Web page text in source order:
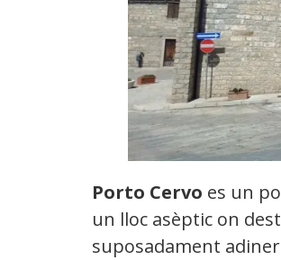
Porto Cervo es un
un lloc asèptic on
suposadament